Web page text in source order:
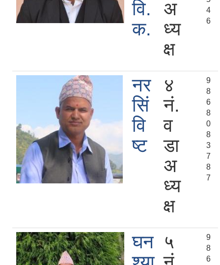
वि.
क.
अ
ध्य
क्ष
4
6
नर
सिं
वि
ष्ट
४
नं.
व
डा
अ
ध्य
क्ष
9
8
6
8
0
8
3
7
8
7
घन ५
9
8
6